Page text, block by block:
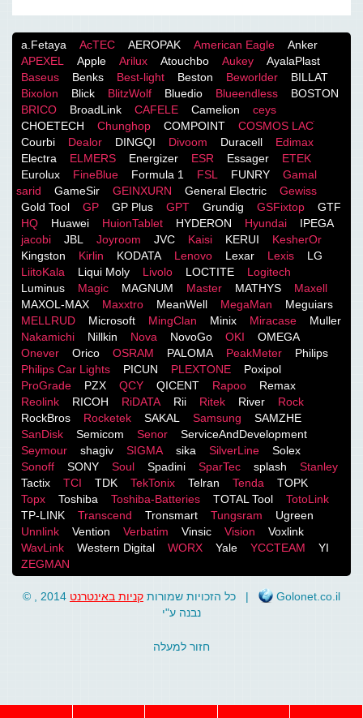
a.Fetaya AcTEC AEROPAK American Eagle
Anker
APEXEL
Apple Arilux Atouchbo Aukey
AyalaPlast
Baseus
Benks Best-light Beston Beworlder
BILLAT
Bixolon
Blick BlitzWolf Bluedio Blueendless
BOSTON
BRICO
BroadLink CAFELE Camelion
ceys
CHOETECH
Chunghop COMPOINT
COSMOS LACֹ
Courbi
Dealor DINGQI Divoom Duracell
Edimax
Electra
ELMERS Energizer ESR Essager
ETEK
Eurolux
FineBlue Formula 1 FSL FUNRY
Gamal
sarid
GameSir GEINXURN General Electric
Gewiss
Gold Tool
GP GP Plus GPT Grundig GSFixtop
GTF
HQ
Huawei HuionTablet HYDERON Hyundai
IPEGA
jacobi
JBL Joyroom JVC Kaisi KERUI
KesherOr
Kingston
Kirlin KODATA Lenovo Lexar Lexis
LG
LiitoKala
Liqui Moly Livolo LOCTITE
Logitech
Luminus
Magic MAGNUM Master MATHYS
Maxell
MAXOL-MAX
Maxxtro MeanWell MegaMan
Meguiars
MELLRUD
Microsoft MingClan Minix Miracase
Muller
Nakamichi
Nillkin Nova NovoGo OKI
OMEGA
Onever
Orico OSRAM PALOMA PeakMeter
Philips
Philips Car Lights
PICUN PLEXTONE
Poxipol
ProGrade
PZX QCY QICENT Rapoo
Remax
Reolink
RICOH RiDATA Rii Ritek River
Rock
RockBros
Rocketek SAKAL Samsung
SAMZHE
SanDisk
Semicom Senor
ServiceAndDevelopment
Seymour
shagiv SIGMA sika SilverLine
Solex
Sonoff
SONY Soul Spadini SparTec splash
Stanley
Tactix
TCI TDK TekTonix Telran Tenda
TOPK
Topx
Toshiba Toshiba-Batteries TOTAL Tool
TotoLink
TP-LINK
Transcend Tronsmart Tungsram
Ugreen
Unnlink
Vention Verbatim Vinsic Vision
Voxlink
WavLink
Western Digital WORX Yale YCCTEAM
YI
ZEGMAN
© , 2014 כל הזכויות שמורות קניות באינטרנט |
Golonet.co.il
נבנה ע"י
חזור למעלה